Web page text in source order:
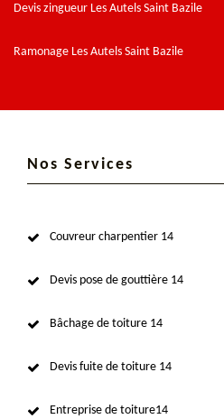
Devis zingueur Les Autels Saint Bazile
Ramonage Les Autels Saint Bazile
Nos Services
Couvreur charpentier 14
Devis pose de gouttière 14
Bâchage de toiture 14
Devis fuite de toiture 14
Entreprise de toiture14